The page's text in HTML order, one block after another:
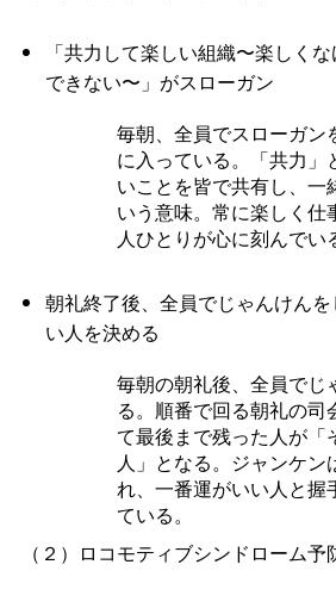
「共力して楽しい組織〜楽しく
できない〜」がスローガン
毎朝、全員でスローガン
に入っている。「共力」
いことを皆で共有し、一
いう意味。常に楽しく仕
人ひとりが心に刻んでい
朝礼終了後、全員でじゃんけん
い人を決める
毎朝の朝礼後、全員でじ
る。順番で回る朝礼の司
て最後まで残った人が「
人」となる。ジャンケン
れ、一番運がいい人と握
ている。
（２）ロコモティブシンドローム予